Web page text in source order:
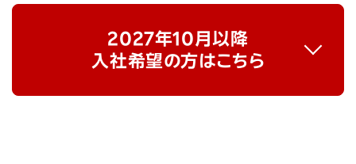
2027年10月以降
入社希望の方はこちら